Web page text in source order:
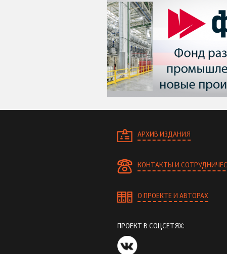
АРХИВ ИЗДАНИЯ
КОНТАКТЫ И
О ПРОЕКТЕ И АВТОРАХ
ПРОЕКТ В СОЦСЕТЯХ: